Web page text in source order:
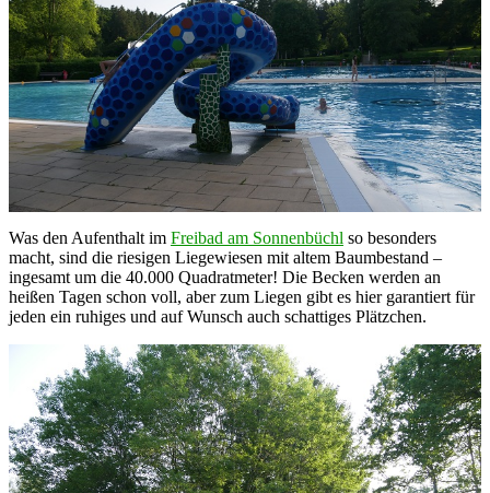
Was den Aufenthalt im Freibad am Sonnenbüchl so besonders
macht, sind die riesigen Liegewiesen mit altem Baumbestand –
ingesamt um die 40.000 Quadratmeter! Die Becken werden an
heißen Tagen schon voll, aber zum Liegen gibt es hier garantiert für
jeden ein ruhiges und auf Wunsch auch schattiges Plätzchen.